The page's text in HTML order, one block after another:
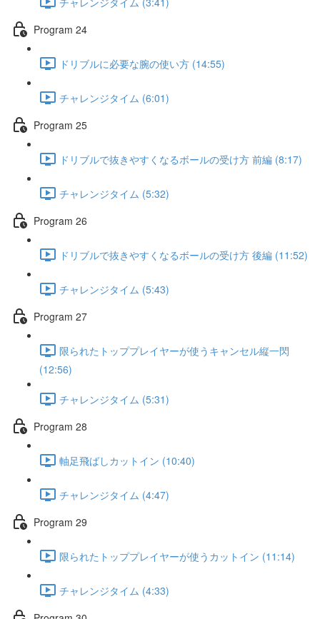
Program 24
ドリブルに必要な腕の使い方 (14:55)
チャレンジタイム (6:01)
Program 25
ドリブルで抜きやすくなるボールの受け方 前編 (8:17)
チャレンジタイム (5:32)
Program 26
ドリブルで抜きやすくなるボールの受け方 後編 (11:52)
チャレンジタイム (5:43)
Program 27
限られたトッププレイヤーが使うキャンセル縦一閃
(12:56)
チャレンジタイム (5:31)
Program 28
軸足飛ばしカットイン (10:40)
チャレンジタイム (4:47)
Program 29
限られたトッププレイヤーが使うカットイン (11:14)
チャレンジタイム (4:33)